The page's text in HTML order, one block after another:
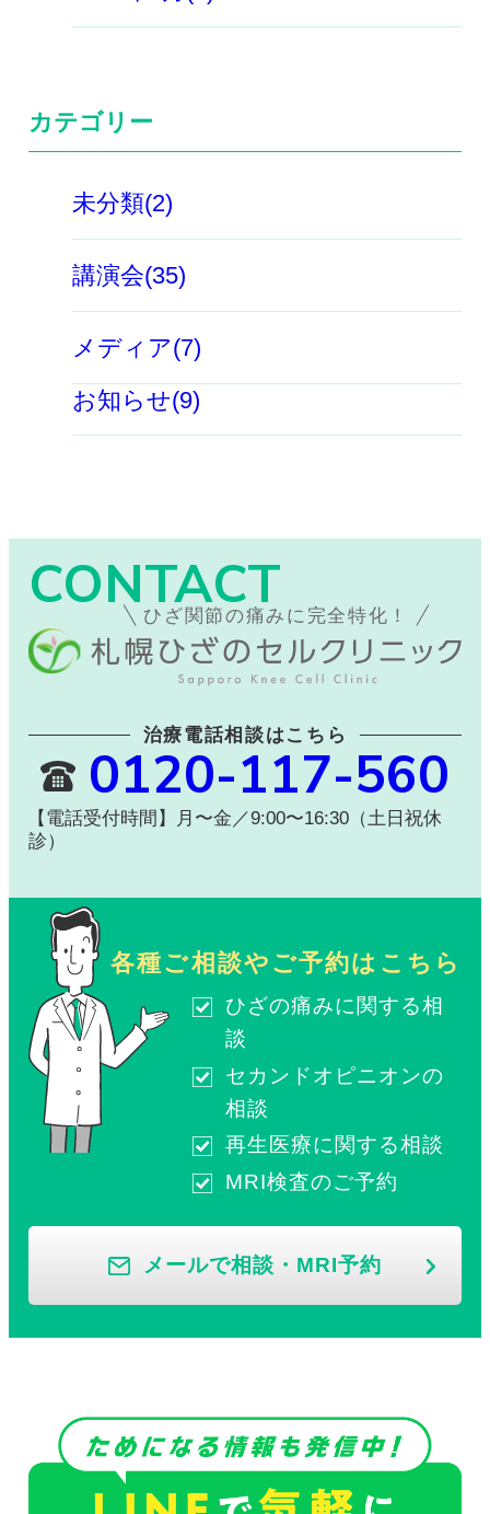
カテゴリー
未分類(2)
講演会(35)
メディア(7)
お知らせ(9)
CONTACT
ひざ関節の痛みに完全特化！
治療電話相談はこちら
0120-117-560
【電話受付時間】月〜金／9:00〜16:30（土日祝休
診）
各種ご相談やご予約はこちら
ひざの痛みに関する相
談
セカンドオピニオンの
相談
再生医療に関する相談
MRI検査のご予約
メールで相談・MRI予約